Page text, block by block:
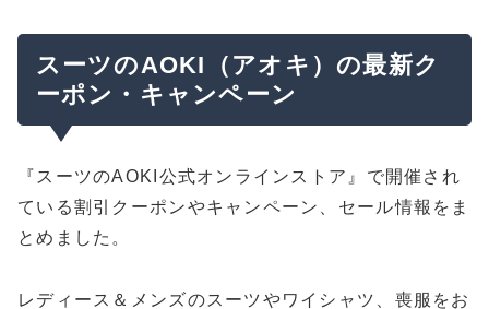
スーツのAOKI（アオキ）の最新ク
ーポン・キャンペーン
『スーツのAOKI公式オンラインストア』で開催され
ている割引クーポンやキャンペーン、セール情報をま
とめました。
レディース＆メンズのスーツやワイシャツ、喪服をお